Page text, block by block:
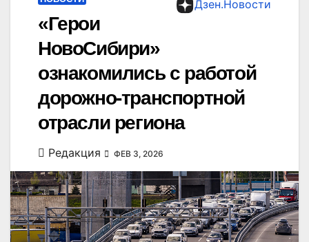
Дзен.Новости
«Герои
НовоСибири»
ознакомились с работой
дорожно-транспортной
отрасли региона
Редакция ФЕВ 3, 2026